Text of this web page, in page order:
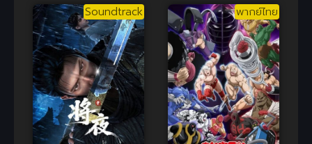
Soundtrack พากย์ไทย